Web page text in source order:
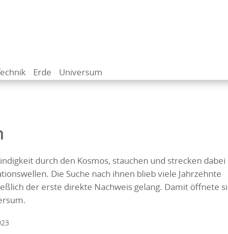
Erde Universum
durch den Kosmos, stauchen und strecken dabei
Die Suche nach ihnen blieb viele Jahrzehnte
der erste direkte Nachweis gelang. Damit öffnete